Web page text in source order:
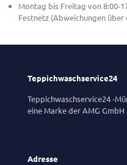
Montag bis Freitag von 8:00-
Festnetz (Abweichungen
Teppichwaschservice24
Teppichwaschservice24 -
eine Marke der AMG GmbH
Adresse